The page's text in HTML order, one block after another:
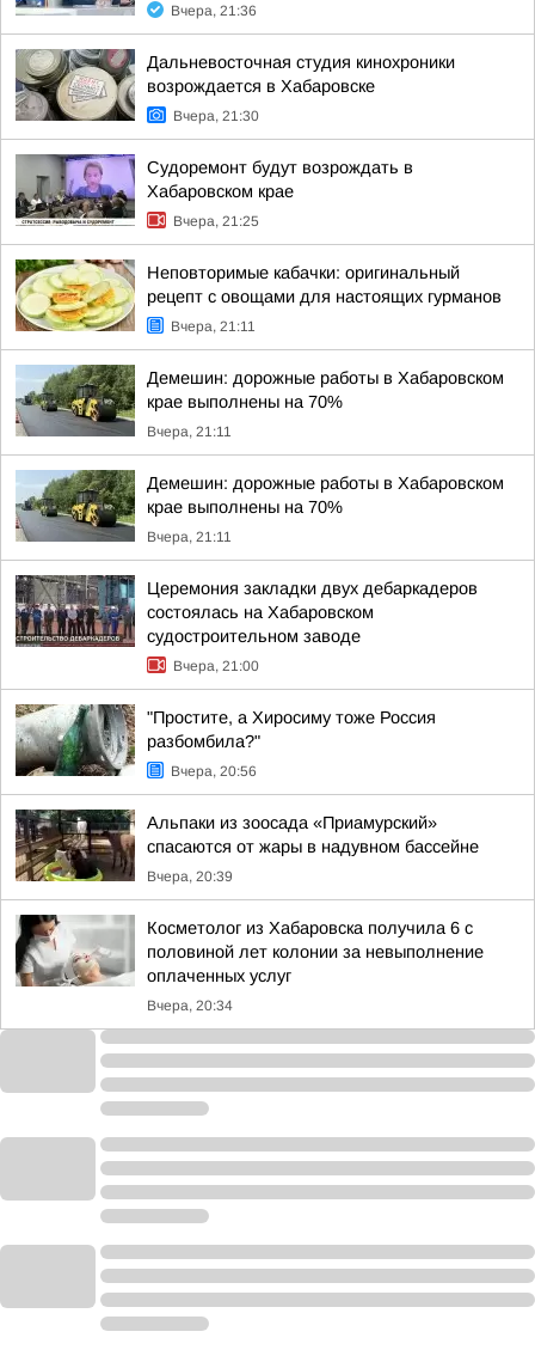
Вчера, 21:36
Дальневосточная студия кинохроники
возрождается в Хабаровске
Вчера, 21:30
Судоремонт будут возрождать в
Хабаровском крае
Вчера, 21:25
Неповторимые кабачки: оригинальный
рецепт с овощами для настоящих гурманов
Вчера, 21:11
Демешин: дорожные работы в Хабаровском
крае выполнены на 70%
Вчера, 21:11
Демешин: дорожные работы в Хабаровском
крае выполнены на 70%
Вчера, 21:11
Церемония закладки двух дебаркадеров
состоялась на Хабаровском
судостроительном заводе
Вчера, 21:00
"Простите, а Хиросиму тоже Россия
разбомбила?"
Вчера, 20:56
Альпаки из зоосада «Приамурский»
спасаются от жары в надувном бассейне
Вчера, 20:39
Косметолог из Хабаровска получила 6 с
половиной лет колонии за невыполнение
оплаченных услуг
Вчера, 20:34